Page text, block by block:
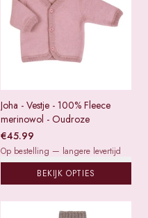
Joha - Vestje - 100% Fleece
merinowol - Oudroze
€45.99
Op bestelling — langere levertijd
BEKIJK OPTIES